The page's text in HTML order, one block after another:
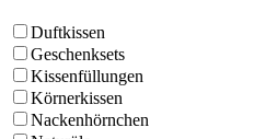
Duftkissen
Geschenksets
Kissenfüllungen
Körnerkissen
Nackenhörnchen